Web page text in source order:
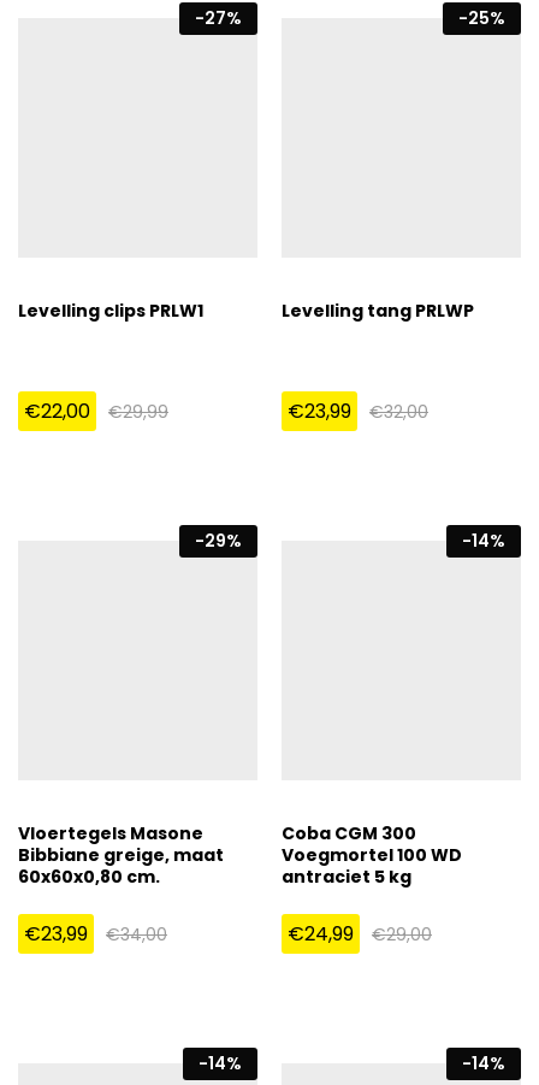
-27%
Levelling clips PRLW1
€22,00 €29,99
-25%
Levelling tang PRLWP
€23,99 €32,00
-29%
Vloertegels Masone
Bibbiane greige, maat
60x60x0,80 cm.
€23,99 €34,00
-14%
Coba CGM 300
Voegmortel 100 WD
antraciet 5 kg
€24,99 €29,00
-14% -14%